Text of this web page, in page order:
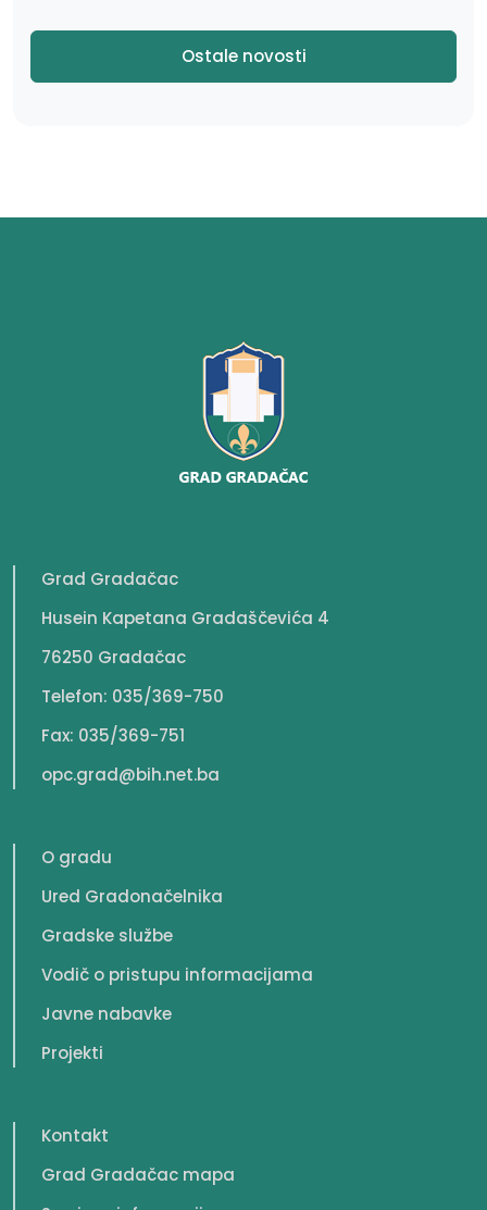
Ostale novosti
Grad Gradačac
Husein Kapetana Gradaščevića 4
76250 Gradačac
Telefon: 035/369-750
Fax: 035/369-751
opc.grad@bih.net.ba
O gradu
Ured Gradonačelnika
Gradske službe
Vodič o pristupu informacijama
Javne nabavke
Projekti
Kontakt
Grad Gradačac mapa